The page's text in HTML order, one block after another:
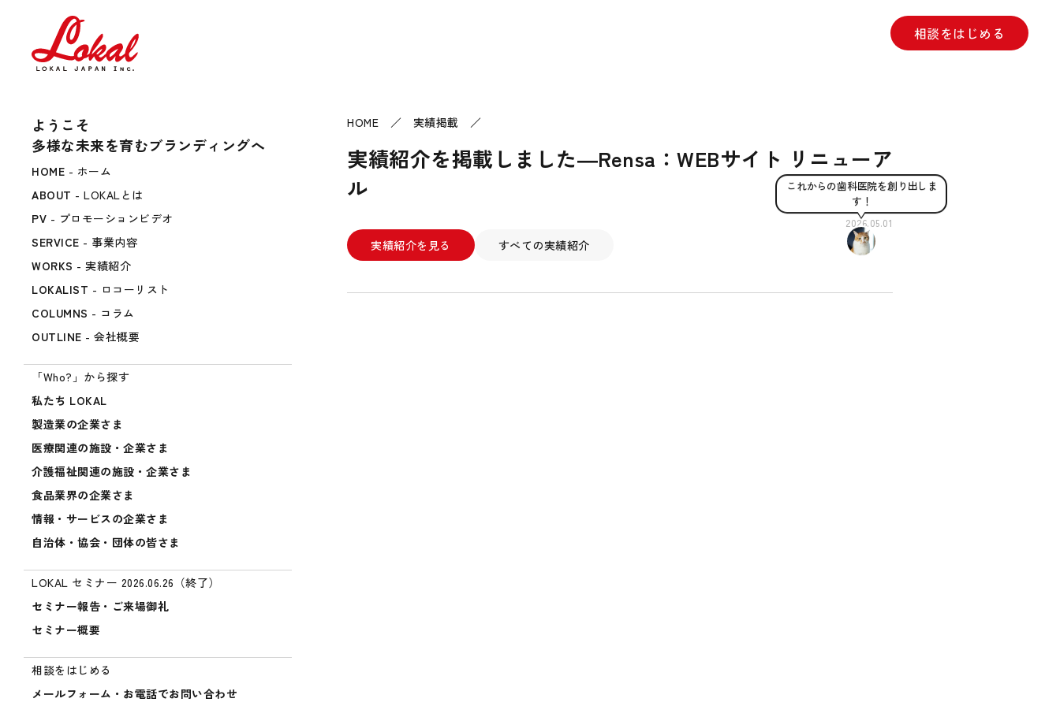
相談をはじめる
ようこそ
多様な未来を育むブランディングへ
HOME - ホーム
ABOUT - LOKALとは
PV - プロモーションビデオ
SERVICE - 事業内容
WORKS - 実績紹介
LOKALIST - ロコーリスト
COLUMNS - コラム
OUTLINE - 会社概要
「Who?」から探す
私たち LOKAL
製造業の企業さま
医療関連の施設・企業さま
介護福祉関連の施設・企業さま
食品業界の企業さま
情報・サービスの企業さま
自治体・協会・団体の皆さま
LOKAL セミナー 2026.06.26（終了）
セミナー報告・ご来場御礼
セミナー概要
相談をはじめる
メールフォーム・お電話でお問い合わせ
HOME ／ 実績掲載 ／
実績紹介を掲載しました―Rensa：WEBサイト リニューア
ル
2026.05.01
実績紹介を見る すべての実績紹介
これからの歯科医院を創り出しま
す！